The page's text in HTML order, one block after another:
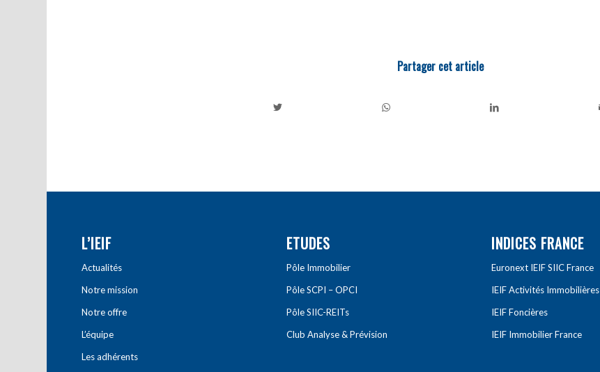
Partager cet article
L’IEIF
Actualités
Notre mission
Notre offre
L’équipe
Les adhérents
ETUDES
Pôle Immobilier
Pôle SCPI – OPCI
Pôle SIIC-REITs
Club Analyse & Prévision
INDICES FRANCE
Euronext IEIF SIIC France
IEIF Activités Immobilières
IEIF Foncières
IEIF Immobilier France